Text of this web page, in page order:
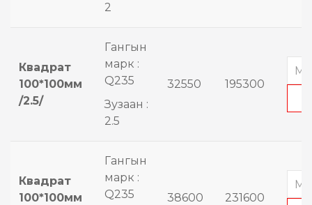
2
Квадрат
100*100мм
/2.5/
Гангын
марк :
Q235
Зузаан :
2.5
32550 195300
Квадрат
100*100мм
Гангын
марк :
Q235
38600 231600